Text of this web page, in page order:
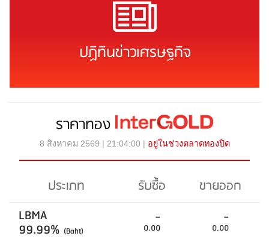
ปฏิทินข่าวเศรษฐกิจ
ราคาทอง
8 สิงหาคม 2569 | 21:04:00 | อยู่ในช่วงตลาดทองปิด
ประเภท รับซื้อ
ขายออก
LBMA
99.99% (Baht)
-
0.00
-
0.00